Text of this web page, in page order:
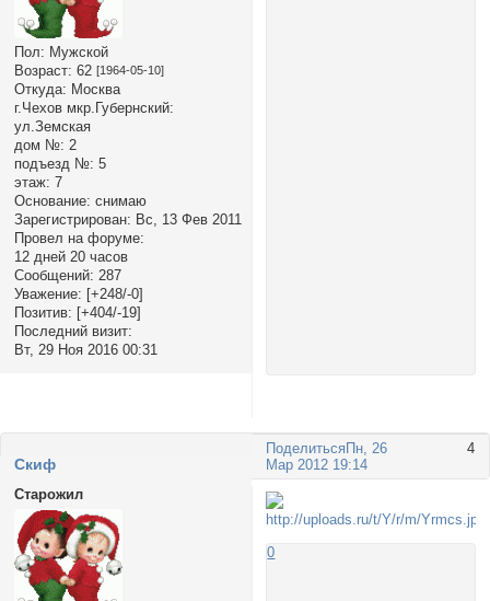
Пол: Мужской
Возраст: 62 [1964-05-10]
Откуда: Москва
г.Чехов мкр.Губернский:
ул.Земская
дом №: 2
подъезд №: 5
этаж: 7
Основание: снимаю
Зарегистрирован: Вс, 13 Фев 2011
Провел на форуме:
12 дней 20 часов
Сообщений: 287
Уважение: [+248/-0]
Позитив: [+404/-19]
Последний визит:
Вт, 29 Ноя 2016 00:31
Поделиться 4
Пн, 26
Мар 2012 19:14
Cкиф
Старожил
0